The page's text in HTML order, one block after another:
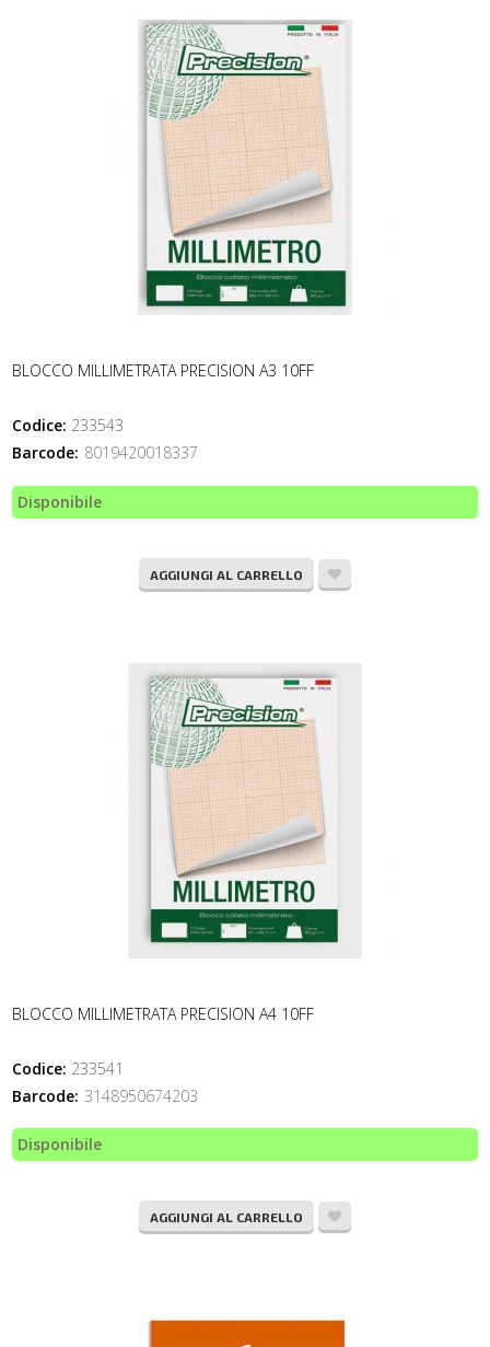
BLOCCO MILLIMETRATA PRECISION A3 10FF
Codice: 233543
Barcode: 8019420018337
Disponibile
AGGIUNGI AL CARRELLO
BLOCCO MILLIMETRATA PRECISION A4 10FF
Codice: 233541
Barcode: 3148950674203
Disponibile
AGGIUNGI AL CARRELLO